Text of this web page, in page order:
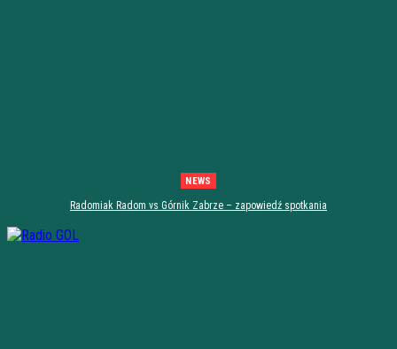
NEWS
Radomiak Radom vs Górnik Zabrze – zapowiedź spotkania